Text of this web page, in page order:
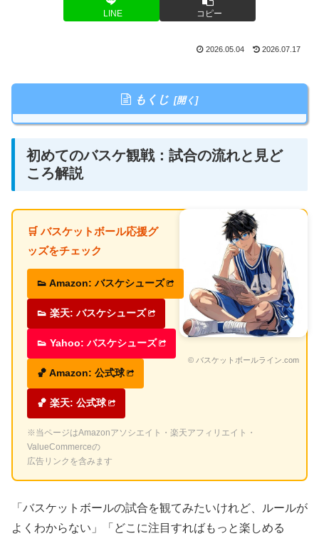
LINE コピー
2026.05.04 2026.07.17
もくじ
初めてのバスケ観戦：試合の流れと見ど
ころ解説
© バスケットボールライン.com
🛒 バスケットボール応援グ
ッズをチェック
👟 Amazon: バスケシューズ
👟 楽天: バスケシューズ
👟 Yahoo: バスケシューズ
🏀 Amazon: 公式球
🏀 楽天: 公式球
※当ページはAmazonアソシエイト・楽天アフィリエイト・
ValueCommerceの
広告リンクを含みます
「バスケットボールの試合を観てみたいけれど、ルールが
よくわからない」「どこに注目すればもっと楽しめる